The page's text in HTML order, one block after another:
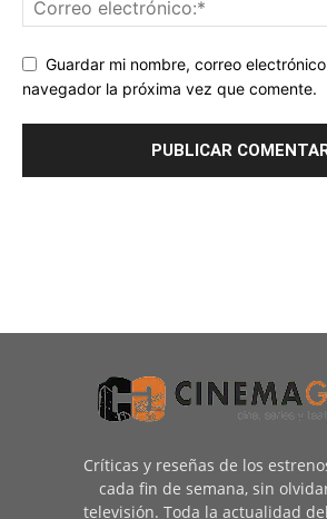
Guardar mi nombre, correo
navegador la próxima vez que comente.
Críticas y reseñas de los
cada fin de semana, sin
televisión. Toda la actualidad